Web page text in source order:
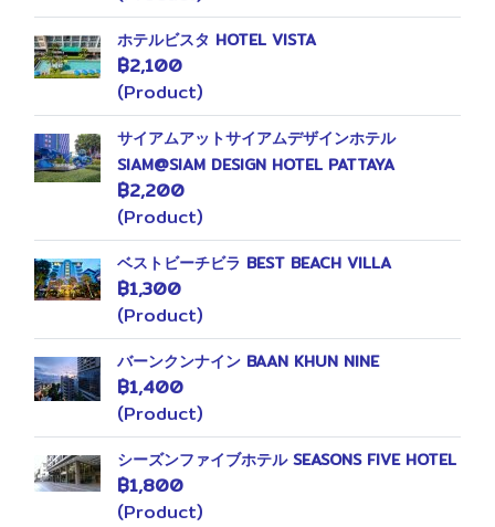
ホテルビスタ HOTEL VISTA
฿2,100
(Product)
サイアムアットサイアムデザインホテル
SIAM@SIAM DESIGN HOTEL PATTAYA
฿2,200
(Product)
ベストビーチビラ BEST BEACH VILLA
฿1,300
(Product)
バーンクンナイン BAAN KHUN NINE
฿1,400
(Product)
シーズンファイブホテル SEASONS FIVE HOTEL
฿1,800
(Product)